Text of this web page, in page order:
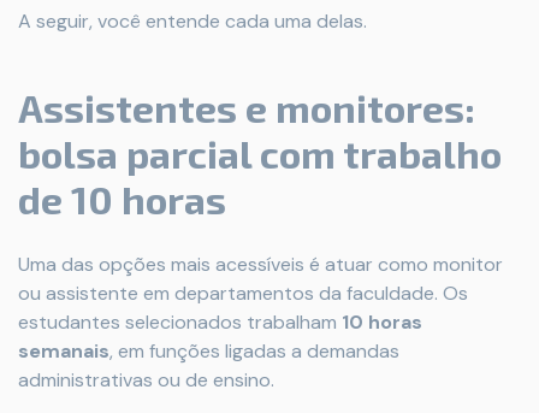
A seguir, você entende cada uma delas.
Assistentes e monitores:
bolsa parcial com trabalho
de 10 horas
Uma das opções mais acessíveis é atuar como monitor
ou assistente em departamentos da faculdade. Os
estudantes selecionados trabalham 10 horas
semanais, em funções ligadas a demandas
administrativas ou de ensino.